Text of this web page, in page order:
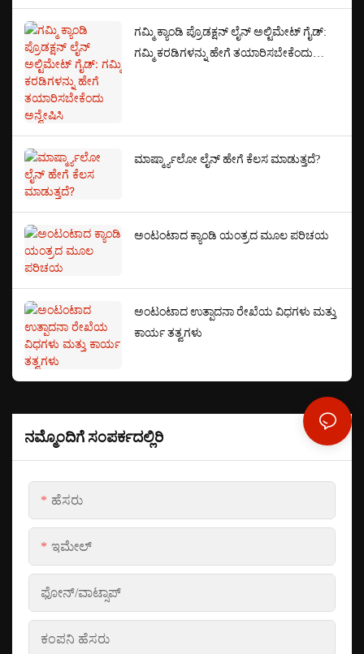
ಗಮ್ಮಿ ಕ್ಯಾಂಡಿ ಪ್ರೊಡಕ್ಷನ್ ಲೈನ್ ಅಲ್ಟಿಮೇಟ್ ಗೈಡ್:
ಗಮ್ಮಿ ಕರಡಿಗಳನ್ನು ಹೇಗೆ ತಯಾರಿಸಬೇಕೆಂದು
ಮಾರ್ಷ್ಮ್ಯಾಲೋ ಲೈನ್ ಹೇಗೆ ಕೆಲಸ ಮಾಡುತ್ತದೆ?
ಅಂಟಂಟಾದ ಕ್ಯಾಂಡಿ ಯಂತ್ರದ ಮೂಲ ಪರಿಚಯ
ಅಂಟಂಟಾದ ಉತ್ಪಾದನಾ ರೇಖೆಯ ವಿಧಗಳು ಮತ್ತು
ಕಾರ್ಯ ತತ್ವಗಳು
ನಮ್ಮೊಂದಿಗೆ ಸಂಪರ್ಕದಲ್ಲಿರಿ
ಹೆಸರು
ಇಮೇಲ್
ಫೋನ್/ವಾಟ್ಸಾಪ್
ಕಂಪನಿ ಹೆಸರು